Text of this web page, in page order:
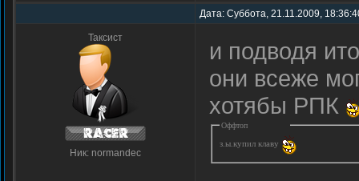
Дата: Суббота, 21.11.2009,
Таксист
Ник: normandec
и подводя
они всеже
хотябы РПК
Оффтоп
з.ы.купил клаву